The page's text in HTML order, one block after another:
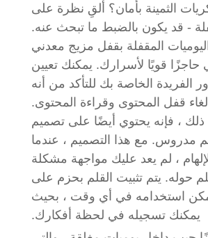
الثمينة بأمان؟ ألقِ نظرة على
- قد يكون بالضبط ما تبحث عنه.
المقفلة بقفل مزيج معدني
حاجزًا قويًا لأسرارك. يمكنك تعيين
الفريدة الخاصة بك للتأكد من أنه
قفل المحتوى وقراءة المحتوى.
ذلك ، فإنه يحتوي أيضًا على تصميم
مدروس. مع هذا التصميم ، عندما
، لم يعد عليك مواجهة مشكلة
حوله. يتم تثبيت القلم بحزم على
استخدامه في أي وقت ، بحيث
يمكنك تسجيله في لحظة أفكارك.